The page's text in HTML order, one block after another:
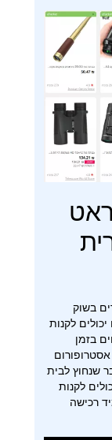
בשוק
לקנות
בזמן
שנחוץ לבית
לקנות
רכישה